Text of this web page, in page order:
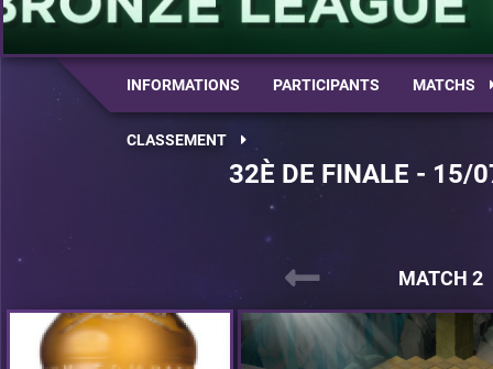
INFORMATIONS PARTICIPANTS MATCHS
CLASSEMENT
32È DE FINALE - 15/
MATCH 2